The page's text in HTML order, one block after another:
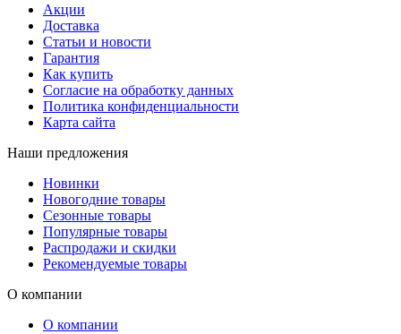
Акции
Доставка
Статьи и новости
Гарантия
Как купить
Согласие на обработку данных
Политика конфиденциальности
Карта сайта
Наши предложения
Новинки
Новогодние товары
Сезонные товары
Популярные товары
Распродажи и скидки
Рекомендуемые товары
О компании
О компании